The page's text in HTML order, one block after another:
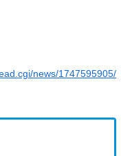
news/1747595905/